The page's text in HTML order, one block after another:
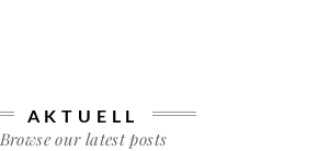
AKTUELL
Browse our latest posts